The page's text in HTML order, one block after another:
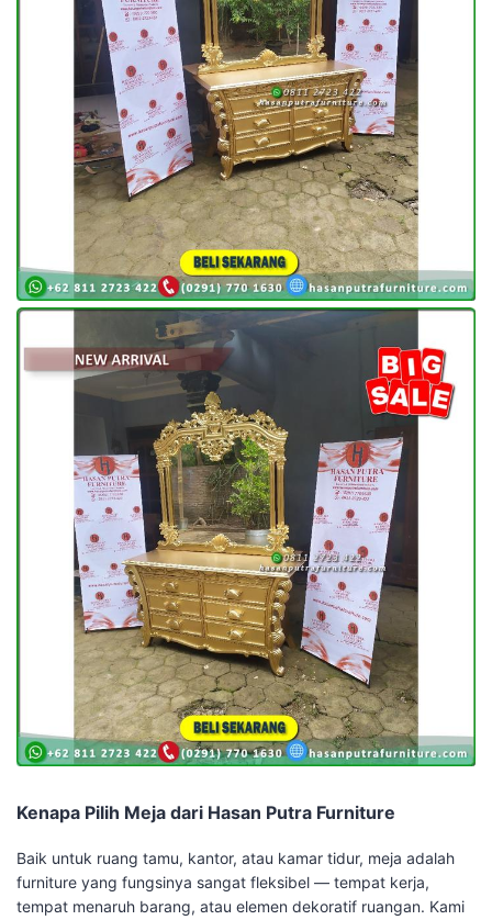
Kenapa Pilih Meja dari Hasan Putra Furniture
Baik untuk ruang tamu, kantor, atau kamar tidur, meja adalah
furniture yang fungsinya sangat fleksibel — tempat kerja,
tempat menaruh barang, atau elemen dekoratif ruangan. Kami